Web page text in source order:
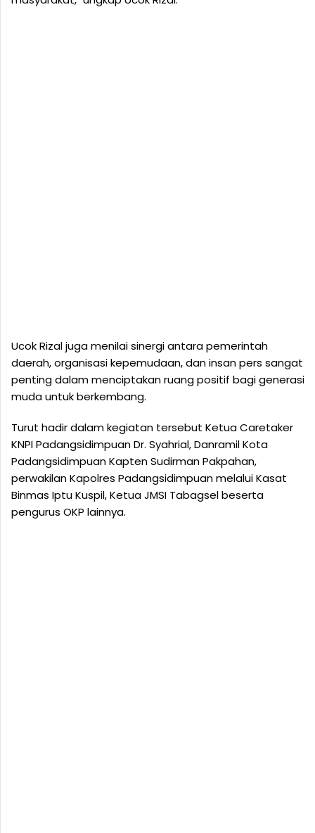
Ucok Rizal juga menilai sinergi antara pemerintah
daerah, organisasi kepemudaan, dan insan pers sangat
penting dalam menciptakan ruang positif bagi generasi
muda untuk berkembang.
Turut hadir dalam kegiatan tersebut Ketua Caretaker
KNPI Padangsidimpuan Dr. Syahrial, Danramil Kota
Padangsidimpuan Kapten Sudirman Pakpahan,
perwakilan Kapolres Padangsidimpuan melalui Kasat
Binmas Iptu Kuspil, Ketua JMSI Tabagsel beserta
pengurus OKP lainnya.